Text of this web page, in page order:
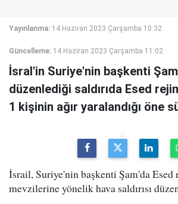
Yayınlanma: 14 Haziran 2023 Çarşamba 10:32
Güncelleme: 14 Haziran 2023 Çarşamba 11:02
İsral'in Suriye'nin başkenti
düzenlediği saldırıda Esed
1 kişinin ağır yaralandığı öne
İsrail, Suriye'nin başkenti Şam'da
mevzilerine yönelik hava saldırısı